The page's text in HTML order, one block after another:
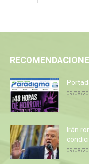
09/08/
Irán
09/08/